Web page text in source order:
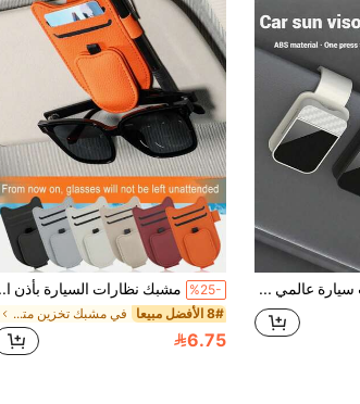
حامل نظارات سيارة عالمي مع بطانة رغوية ناعمة - مشبك واقي الشمس مضاد للخدش، تحرير بيد واحدة - منظم تخزين النظارات للسيارة والشاحنة والسيارة الرياضية متعددة الاستخدامات - إكسسوار داخلي للسيارة باللون الأسود %25- مشبك نظارات السيارة
8# الأفضل مبيعا في مشبك تخزين متعدد الوظائف للسيارة
6.75